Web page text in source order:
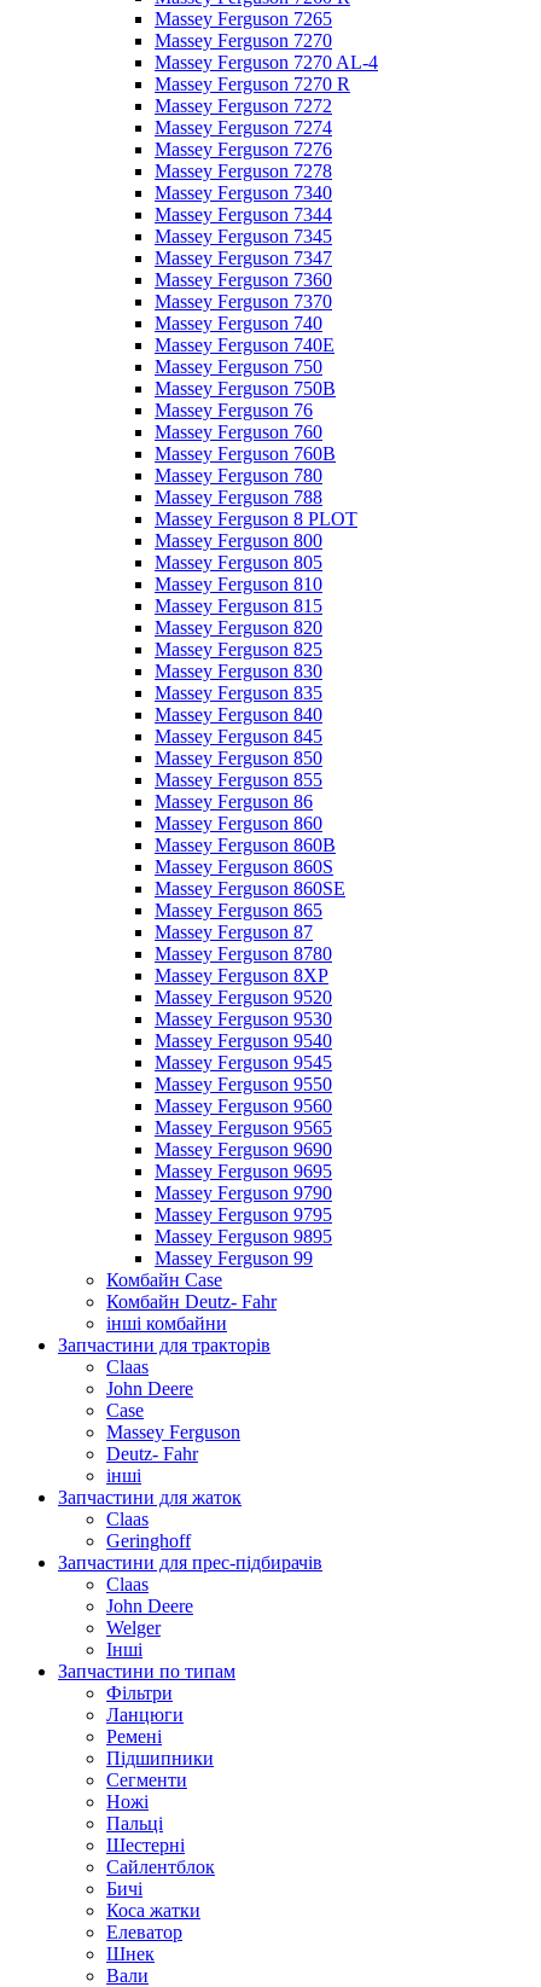
Massey Ferguson 7265
Massey Ferguson 7270
Massey Ferguson 7270 AL-4
Massey Ferguson 7270 R
Massey Ferguson 7272
Massey Ferguson 7274
Massey Ferguson 7276
Massey Ferguson 7278
Massey Ferguson 7340
Massey Ferguson 7344
Massey Ferguson 7345
Massey Ferguson 7347
Massey Ferguson 7360
Massey Ferguson 7370
Massey Ferguson 740
Massey Ferguson 740E
Massey Ferguson 750
Massey Ferguson 750B
Massey Ferguson 76
Massey Ferguson 760
Massey Ferguson 760B
Massey Ferguson 780
Massey Ferguson 788
Massey Ferguson 8 PLOT
Massey Ferguson 800
Massey Ferguson 805
Massey Ferguson 810
Massey Ferguson 815
Massey Ferguson 820
Massey Ferguson 825
Massey Ferguson 830
Massey Ferguson 835
Massey Ferguson 840
Massey Ferguson 845
Massey Ferguson 850
Massey Ferguson 855
Massey Ferguson 86
Massey Ferguson 860
Massey Ferguson 860B
Massey Ferguson 860S
Massey Ferguson 860SE
Massey Ferguson 865
Massey Ferguson 87
Massey Ferguson 8780
Massey Ferguson 8XP
Massey Ferguson 9520
Massey Ferguson 9530
Massey Ferguson 9540
Massey Ferguson 9545
Massey Ferguson 9550
Massey Ferguson 9560
Massey Ferguson 9565
Massey Ferguson 9690
Massey Ferguson 9695
Massey Ferguson 9790
Massey Ferguson 9795
Massey Ferguson 9895
Massey Ferguson 99
Комбайн Case
Комбайн Deutz- Fahr
інші комбайни
Запчастини для тракторів
Claas
John Deere
Case
Massey Ferguson
Deutz- Fahr
інші
Запчастини для жаток
Claas
Geringhoff
Запчастини для прес-підбирачів
Claas
John Deere
Welger
Інші
Запчастини по типам
Фільтри
Ланцюги
Ремені
Підшипники
Сегменти
Ножі
Пальці
Шестерні
Сайлентблок
Бичі
Коса жатки
Елеватор
Шнек
Вали